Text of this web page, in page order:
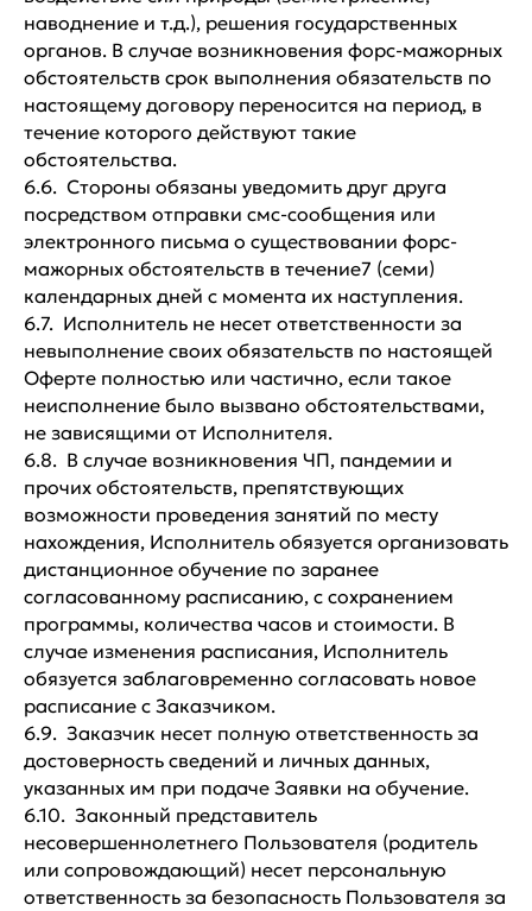
наводнение и т.д.), решения государственных
органов. В случае возникновения форс-мажорных
обстоятельств срок выполнения обязательств по
настоящему договору переносится на период, в
течение которого действуют такие
обстоятельства.
6.6. Стороны обязаны уведомить друг друга
посредством отправки смс-сообщения или
электронного письма о существовании форс-
мажорных обстоятельств в течение7 (семи)
календарных дней с момента их наступления.
6.7. Исполнитель не несет ответственности за
невыполнение своих обязательств по настоящей
Оферте полностью или частично, если такое
неисполнение было вызвано обстоятельствами,
не зависящими от Исполнителя.
6.8. В случае возникновения ЧП, пандемии и
прочих обстоятельств, препятствующих
возможности проведения занятий по месту
нахождения, Исполнитель обязуется организовать
дистанционное обучение по заранее
согласованному расписанию, с сохранением
программы, количества часов и стоимости. В
случае изменения расписания, Исполнитель
обязуется заблаговременно согласовать новое
расписание с Заказчиком.
6.9. Заказчик несет полную ответственность за
достоверность сведений и личных данных,
указанных им при подаче Заявки на обучение.
6.10. Законный представитель
несовершеннолетнего Пользователя (родитель
или сопровождающий) несет персональную
ответственность за безопасность Пользователя за